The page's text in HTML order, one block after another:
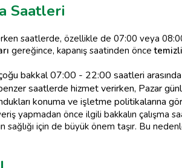
Saatleri
saatlerde, özellikle de 07:00 veya
gereğince, kapanış saatinden önce
bakkal 07:00 - 22:00 saatleri arasında
saatlerde hizmet verirken, Pazar
konuma ve işletme politikalarına
yapmadan önce ilgili bakkalın çalışma
sağlığı için de büyük önem taşır. Bu